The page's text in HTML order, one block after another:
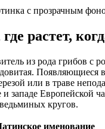
растет,
из рода грибов с
Появляющиеся
или в траве
западе Европейской
кругов.
именование